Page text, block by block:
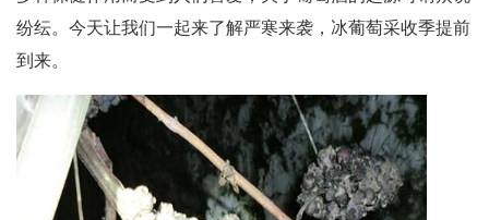
纷纭。今天让我们一起来了解严寒来袭，冰葡萄采收季提前
到来。